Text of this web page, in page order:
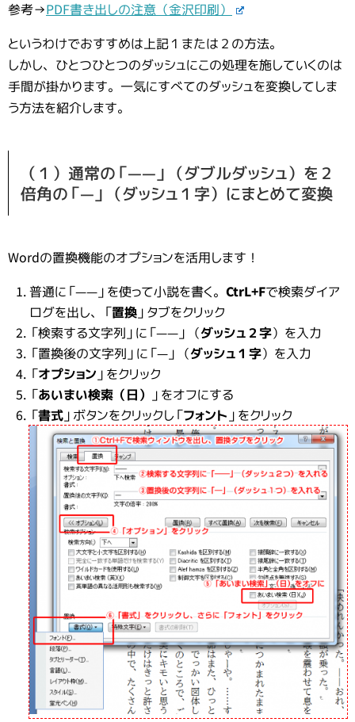
参考→PDF書き出しの注意（金沢印刷）
というわけでおすすめは上記１または２の方法。
しかし、ひとつひとつのダッシュにこの処理を施していくのは
手間が掛かります。一気にすべてのダッシュを変換してしま
う方法を紹介します。
（１）通常の「――」（ダブルダッシュ）を２
倍角の「―」（ダッシュ１字）にまとめて変換
Wordの置換機能のオプションを活用します！
普通に「――」を使って小説を書く。CtrL+Fで検索ダイア
ログを出し、「置換 」タブをクリック
「検索する文字列」に「――」（ダッシュ２字）を入力
「置換後の文字列」に「―」（ダッシュ１字）を入力
「オプション 」をクリック
「あいまい検索（日）
」をオフにする
「書式 」ボタンをクリックし「フォント 」をクリック